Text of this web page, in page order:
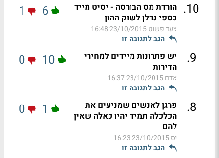
10
. הורדת מס הבורסה - יסיט מייד
כספי נדלן לשוק ההון
צעד פשוט23/10/2015 16:48
הגב לתגובה זו
6
1
9
.
יש פתרונות מיידים למחירי
הדירות
אדם23/10/2015 16:37
הגב לתגובה זו
10
0
8
.
פרגן לאנשים שמניעים את
הכלכלה תמיד יהיו כאלה שאין
להם
יס23/10/2015 16:23
הגב לתגובה זו
1
0